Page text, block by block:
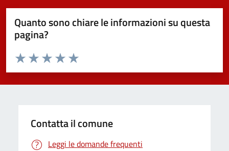
Quanto sono chiare le informazioni su questa
pagina?
Valuta da 1 a 5 stelle la pagina
Valuta 5 stelle su 5
Valuta 4 stelle su 5
Valuta 3 stelle su 5
Valuta 2 stelle su 5
Valuta 1 stelle su 5
Contatta il comune
Leggi le domande frequenti